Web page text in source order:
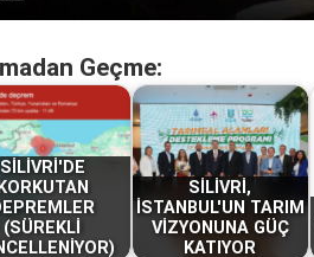
Geçme:
SİLİVRİ'DE
KORKUTAN
(SÜREKLİ
SİLİVRİ,
İSTANBUL'UN TARIM
VİZYONUNA GÜÇ
KATIYOR